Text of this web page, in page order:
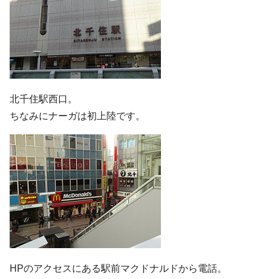
北千住駅西口。
ちなみにナーガは初上陸です。
HPのアクセスにある駅前マクドナルドから電話。